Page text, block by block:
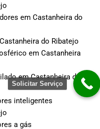
em Castanheira do
do Ribatejo
em Castanheira
em Castanheira do
inteligentes
a gás
Solicitar Serviço